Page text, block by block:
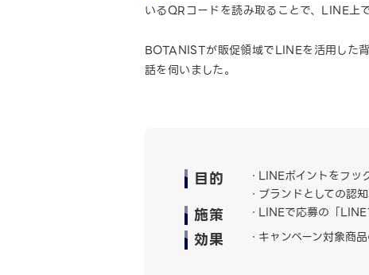
いるQRコードを読み取ることで、LINE上
BOTANISTが販促領域でLINEを活用した
話を伺いました。
目的
LINEポイントをフッ
ブランドとしての認
施策 LINEで応募の「LINE
効果 キャンペーン対象商